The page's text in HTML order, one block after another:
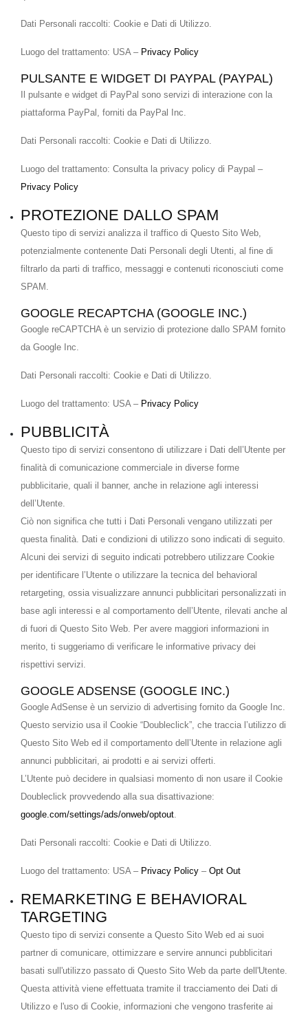
Dati Personali raccolti: Cookie e Dati di Utilizzo.
Luogo del trattamento: USA – Privacy Policy
PULSANTE E WIDGET DI PAYPAL (PAYPAL)
Il pulsante e widget di PayPal sono servizi di interazione con la
piattaforma PayPal, forniti da PayPal Inc.
Dati Personali raccolti: Cookie e Dati di Utilizzo.
Luogo del trattamento: Consulta la privacy policy di Paypal –
Privacy Policy
PROTEZIONE DALLO SPAM
Questo tipo di servizi analizza il traffico di Questo Sito Web,
potenzialmente contenente Dati Personali degli Utenti, al fine di
filtrarlo da parti di traffico, messaggi e contenuti riconosciuti come
SPAM.
GOOGLE RECAPTCHA (GOOGLE INC.)
Google reCAPTCHA è un servizio di protezione dallo SPAM fornito
da Google Inc.
Dati Personali raccolti: Cookie e Dati di Utilizzo.
Luogo del trattamento: USA – Privacy Policy
PUBBLICITÀ
Questo tipo di servizi consentono di utilizzare i Dati dell’Utente per
finalità di comunicazione commerciale in diverse forme
pubblicitarie, quali il banner, anche in relazione agli interessi
dell’Utente.
Ciò non significa che tutti i Dati Personali vengano utilizzati per
questa finalità. Dati e condizioni di utilizzo sono indicati di seguito.
Alcuni dei servizi di seguito indicati potrebbero utilizzare Cookie
per identificare l’Utente o utilizzare la tecnica del behavioral
retargeting, ossia visualizzare annunci pubblicitari personalizzati in
base agli interessi e al comportamento dell’Utente, rilevati anche al
di fuori di Questo Sito Web. Per avere maggiori informazioni in
merito, ti suggeriamo di verificare le informative privacy dei
rispettivi servizi.
GOOGLE ADSENSE (GOOGLE INC.)
Google AdSense è un servizio di advertising fornito da Google Inc.
Questo servizio usa il Cookie “Doubleclick”, che traccia l’utilizzo di
Questo Sito Web ed il comportamento dell’Utente in relazione agli
annunci pubblicitari, ai prodotti e ai servizi offerti.
L’Utente può decidere in qualsiasi momento di non usare il Cookie
Doubleclick provvedendo alla sua disattivazione:
google.com/settings/ads/onweb/optout.
Dati Personali raccolti: Cookie e Dati di Utilizzo.
Luogo del trattamento: USA – Privacy Policy – Opt Out
REMARKETING E BEHAVIORAL
TARGETING
Questo tipo di servizi consente a Questo Sito Web ed ai suoi
partner di comunicare, ottimizzare e servire annunci pubblicitari
basati sull'utilizzo passato di Questo Sito Web da parte dell'Utente.
Questa attività viene effettuata tramite il tracciamento dei Dati di
Utilizzo e l'uso di Cookie, informazioni che vengono trasferite ai